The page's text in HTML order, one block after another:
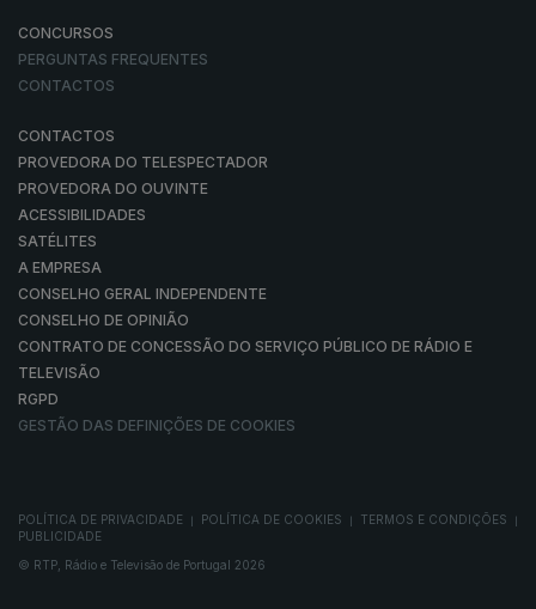
CONCURSOS
PERGUNTAS FREQUENTES
CONTACTOS
CONTACTOS
PROVEDORA DO TELESPECTADOR
PROVEDORA DO OUVINTE
ACESSIBILIDADES
SATÉLITES
A EMPRESA
CONSELHO GERAL INDEPENDENTE
CONSELHO DE OPINIÃO
CONTRATO DE CONCESSÃO DO SERVIÇO PÚBLICO DE RÁDIO E
TELEVISÃO
RGPD
GESTÃO DAS DEFINIÇÕES DE COOKIES
POLÍTICA DE PRIVACIDADE POLÍTICA DE COOKIES TERMOS E CONDIÇÕES
PUBLICIDADE
© RTP, Rádio e Televisão de Portugal 2026